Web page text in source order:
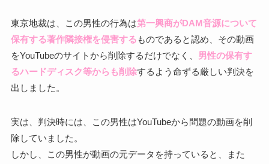
東京地裁は、この男性の行為は第一興商がDAM音源について
保有する著作隣接権を侵害する ものであると認め、その動画
をYouTubeのサイトから削除するだけでなく、 男性の保有す
るハードディスク等からも削除するよう命ずる厳しい判決を
出しました。
実は、判決時には、この男性はYouTubeから問題の動画を削
除していました。
しかし、この男性が動画の元データを持っていると、また